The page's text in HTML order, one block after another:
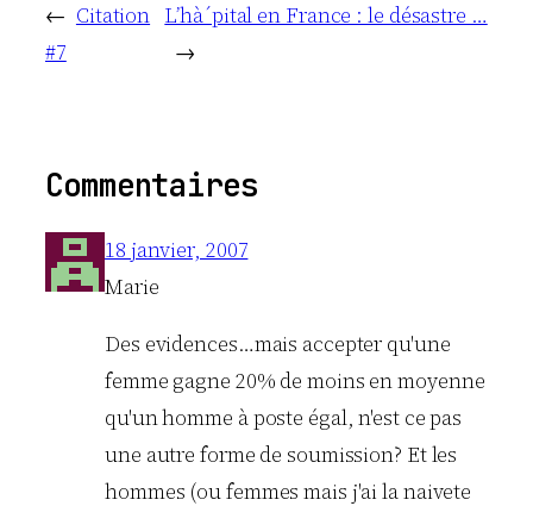
← Citation
#7
L’hà´pital en France : le désastre …
→
Commentaires
18 janvier, 2007
Marie
Des evidences…mais accepter qu'une
femme gagne 20% de moins en moyenne
qu'un homme à poste égal, n'est ce pas
une autre forme de soumission? Et les
hommes (ou femmes mais j'ai la naivete